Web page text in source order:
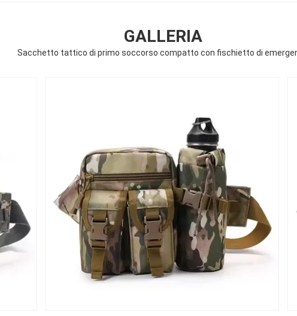
GALLERIA
Sacchetto tattico di primo soccorso compatto con fischietto di